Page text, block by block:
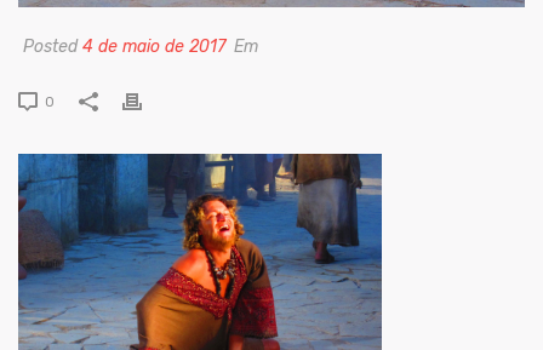
Posted4 de maio de 2017 Em
0